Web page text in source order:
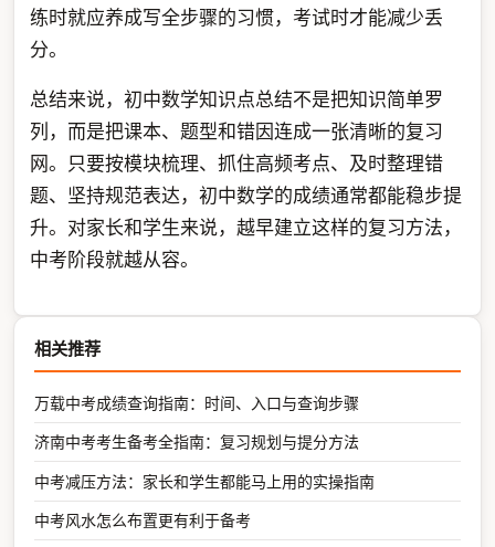
练时就应养成写全步骤的习惯，考试时才能减少丢
分。
总结来说，初中数学知识点总结不是把知识简单罗
列，而是把课本、题型和错因连成一张清晰的复习
网。只要按模块梳理、抓住高频考点、及时整理错
题、坚持规范表达，初中数学的成绩通常都能稳步提
升。对家长和学生来说，越早建立这样的复习方法，
中考阶段就越从容。
相关推荐
万载中考成绩查询指南：时间、入口与查询步骤
济南中考考生备考全指南：复习规划与提分方法
中考减压方法：家长和学生都能马上用的实操指南
中考风水怎么布置更有利于备考